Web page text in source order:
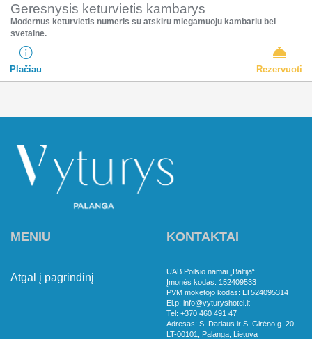
Geresnysis keturvietis kambarys
Modernus keturvietis numeris su atskiru miegamuoju kambariu bei
svetaine.​
Plačiau Rezervuoti
MENIU
Atgal į pagrindinį
KONTAKTAI
UAB Poilsio namai „Baltija“
Įmonės kodas: 152409533
PVM mokėtojo kodas: LT524095314
El.p: info@vyturyshotel.lt
Tel: +370 460 491 47
Adresas: S. Dariaus ir S. Girėno g. 20,
LT-00101, Palanga, Lietuva